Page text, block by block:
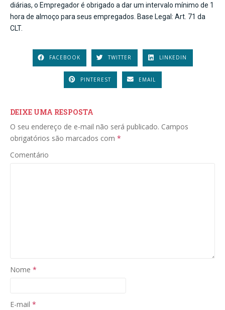
diárias, o Empregador é obrigado a dar um intervalo mínimo de 1
hora de almoço para seus empregados. Base Legal: Art. 71 da
CLT.
FACEBOOK TWITTER LINKEDIN
PINTEREST EMAIL
DEIXE UMA RESPOSTA
O seu endereço de e-mail não será publicado. Campos
obrigatórios são marcados com *
Comentário
Nome *
E-mail *